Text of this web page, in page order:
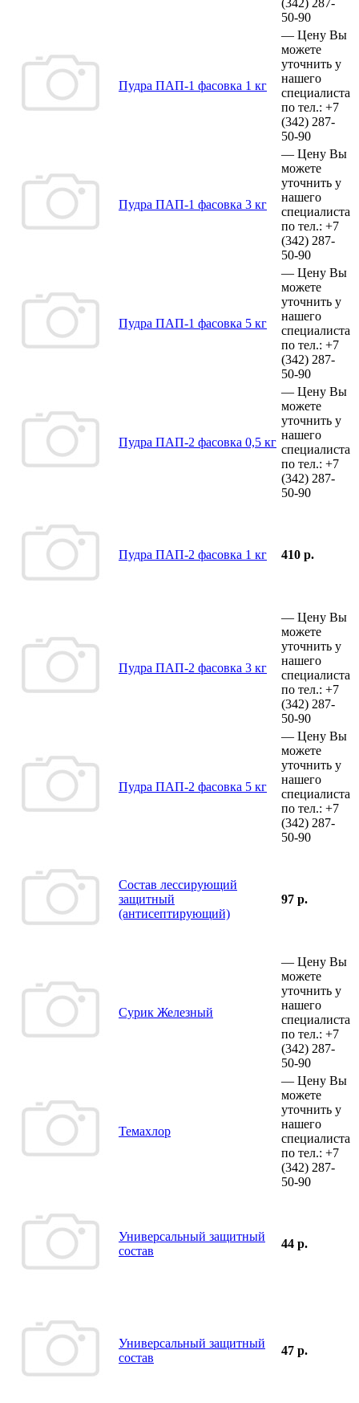
50-90
Пудра ПАП-1 фасовка 1 кг
— Цену Вы
можете
уточнить у
нашего
специалиста
по тел.: +7
(342) 287-
50-90
Пудра ПАП-1 фасовка 3 кг
— Цену Вы
можете
уточнить у
нашего
специалиста
по тел.: +7
(342) 287-
50-90
Пудра ПАП-1 фасовка 5 кг
— Цену Вы
можете
уточнить у
нашего
специалиста
по тел.: +7
(342) 287-
50-90
Пудра ПАП-2 фасовка 0,5 кг
— Цену Вы
можете
уточнить у
нашего
специалиста
по тел.: +7
(342) 287-
50-90
Пудра ПАП-2 фасовка 1 кг 410 р.
Пудра ПАП-2 фасовка 3 кг
— Цену Вы
можете
уточнить у
нашего
специалиста
по тел.: +7
(342) 287-
50-90
Пудра ПАП-2 фасовка 5 кг
— Цену Вы
можете
уточнить у
нашего
специалиста
по тел.: +7
(342) 287-
50-90
Состав лессирующий
защитный
(антисептирующий)
97 р.
Сурик Железный
— Цену Вы
можете
уточнить у
нашего
специалиста
по тел.: +7
(342) 287-
50-90
Темахлор
— Цену Вы
можете
уточнить у
нашего
специалиста
по тел.: +7
(342) 287-
50-90
Универсальный защитный
состав
44 р.
Универсальный защитный
состав
47 р.